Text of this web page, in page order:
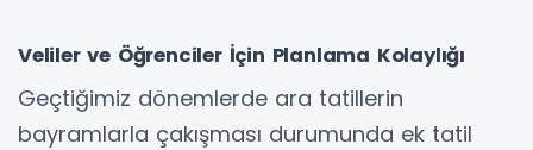
Veliler ve Öğrenciler İçin Planlama Kolaylığı
Geçtiğimiz dönemlerde ara tatillerin
bayramlarla çakışması durumunda ek tatil